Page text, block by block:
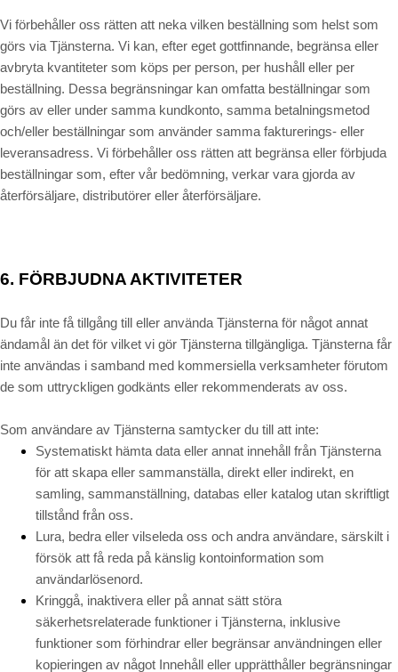
Vi förbehåller oss rätten att neka vilken beställning som helst som
görs via Tjänsterna. Vi kan, efter eget gottfinnande, begränsa eller
avbryta kvantiteter som köps per person, per hushåll eller per
beställning. Dessa begränsningar kan omfatta beställningar som
görs av eller under samma kundkonto, samma betalningsmetod
och/eller beställningar som använder samma fakturerings- eller
leveransadress. Vi förbehåller oss rätten att begränsa eller förbjuda
beställningar som, efter vår bedömning, verkar vara gjorda av
återförsäljare, distributörer eller återförsäljare.
6. FÖRBJUDNA AKTIVITETER
Du får inte få tillgång till eller använda Tjänsterna för något annat
ändamål än det för vilket vi gör Tjänsterna tillgängliga. Tjänsterna får
inte användas i samband med kommersiella verksamheter förutom
de som uttryckligen godkänts eller rekommenderats av oss.
Som användare av Tjänsterna samtycker du till att inte:
Systematiskt hämta data eller annat innehåll från Tjänsterna
för att skapa eller sammanställa, direkt eller indirekt, en
samling, sammanställning, databas eller katalog utan skriftligt
tillstånd från oss.
Lura, bedra eller vilseleda oss och andra användare, särskilt i
försök att få reda på känslig kontoinformation som
användarlösenord.
Kringgå, inaktivera eller på annat sätt störa
säkerhetsrelaterade funktioner i Tjänsterna, inklusive
funktioner som förhindrar eller begränsar användningen eller
kopieringen av något Innehåll eller upprätthåller begränsningar